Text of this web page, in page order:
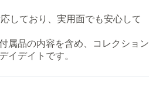
しており、実用面でも安心して
属品の内容を含め、コレクション
イデイトです。